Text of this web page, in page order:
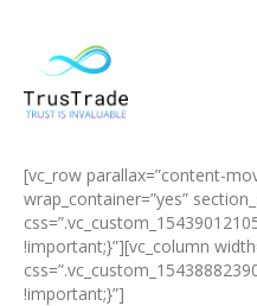
[vc_row parallax=”content-
wrap_container=”yes”
!important;}”][vc_column
!important;}”]